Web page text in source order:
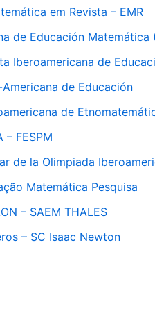
em Revista – EMR
de Educación Matemática
Iberoamericana de
de Educación
de
– FESPM
de la Olimpiada
Matemática Pesquisa
– SAEM THALES
– SC Isaac Newton